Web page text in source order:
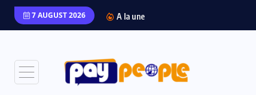
7 AUGUST 2026 A la une